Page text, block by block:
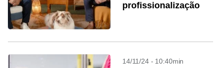
profissionalização
14/11/24 - 10:40min